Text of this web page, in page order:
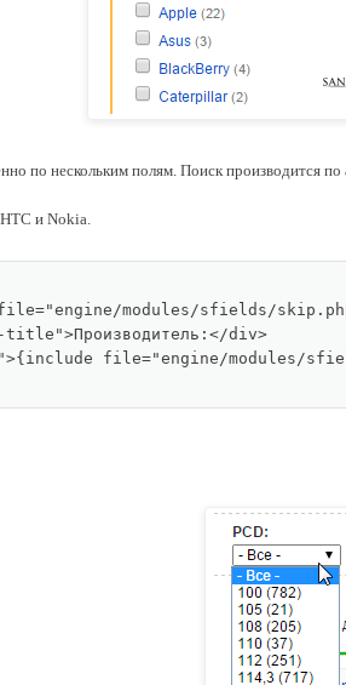
по нескольким полям. Поиск производится
и Nokia.